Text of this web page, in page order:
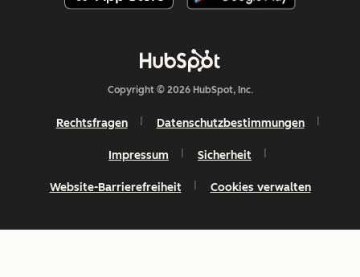
Copyright © 2026 HubSpot, Inc.
Rechtsfragen Datenschutzbestimmungen
Impressum Sicherheit
Website-Barrierefreiheit Cookies verwalten